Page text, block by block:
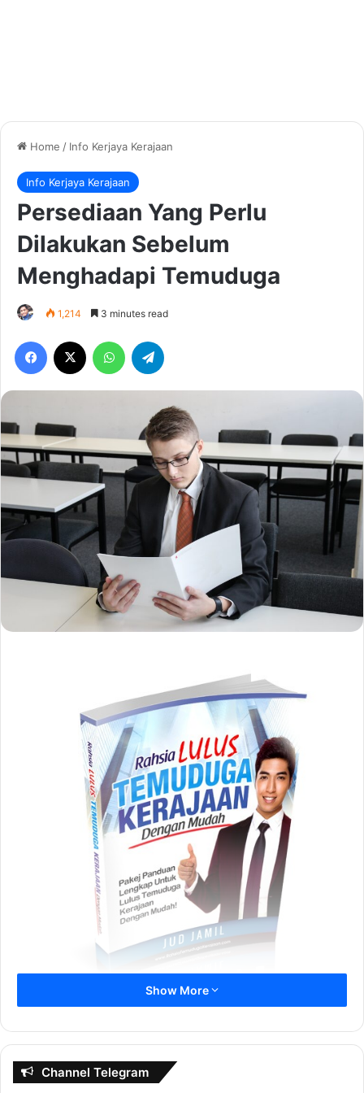
Home / Info Kerjaya Kerajaan
Info Kerjaya Kerajaan
Persediaan Yang Perlu
Dilakukan Sebelum
Menghadapi Temuduga
1,214 3 minutes read
Facebook WhatsApp
Dapatkan Rujukan Temuduga Kerajaan
Show More
Channel Telegram